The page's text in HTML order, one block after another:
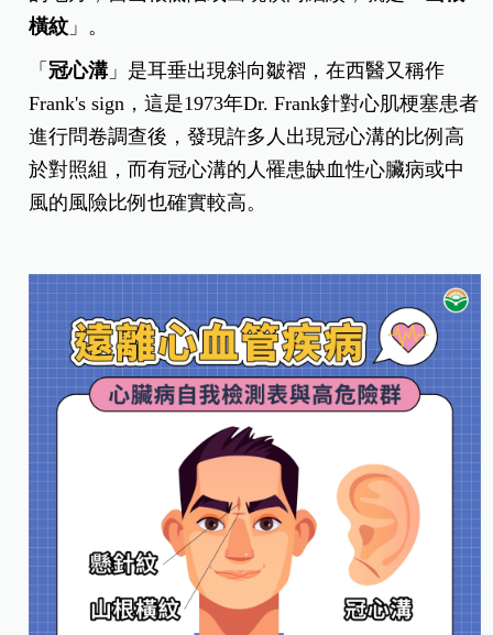
橫紋 」。
「 冠心溝」是耳垂出現斜向皺褶，在西醫又稱作
Frank's sign，這是1973年Dr. Frank針對心肌梗塞患者
進行問卷調查後，發現許多人出現冠心溝的比例高
於對照組，而有冠心溝的人罹患缺血性心臟病或中
風的風險比例也確實較高。